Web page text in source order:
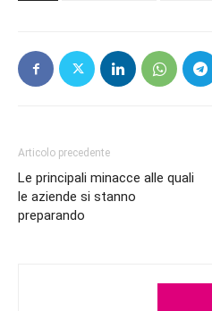
Articolo precedente
Le principali minacce alle quali
le aziende si stanno
preparando